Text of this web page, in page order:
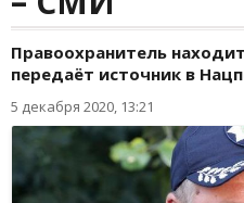
Правоохранитель
передаёт источник в
5 декабря 2020, 13:21